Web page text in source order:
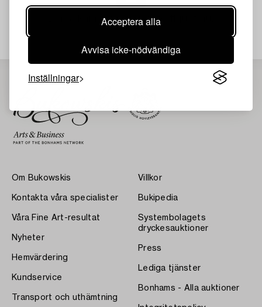
Acceptera alla
Avvisa icke-nödvändiga
Inställningar
Din sökning gav ingen träff just nu.
Om Bukowskis
Kontakta våra specialister
Våra Fine Art-resultat
Nyheter
Hemvärdering
Kundservice
Transport och uthämtning
Villkor
Bukipedia
Systembolagets
dryckesauktioner
Press
Lediga tjänster
Bonhams - Alla auktioner